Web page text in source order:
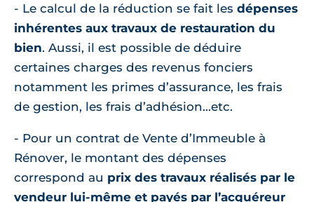
- Le calcul de la réduction se fait les dépenses
inhérentes aux travaux de restauration du
bien. Aussi, il est possible de déduire
certaines charges des revenus fonciers
notamment les primes d’assurance, les frais
de gestion, les frais d’adhésion...etc.
- Pour un contrat de Vente d’Immeuble à
Rénover, le montant des dépenses
correspond au prix des travaux réalisés par le
vendeur lui-même et payés par l’acquéreur